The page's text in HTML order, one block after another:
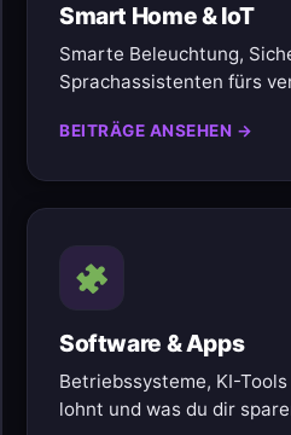
Smart Home & IoT
Smarte Beleuchtung,
Sprachassistenten fürs
BEITRÄGE ANSEHEN →
Software & Apps
Betriebssysteme, KI-
lohnt und was du dir